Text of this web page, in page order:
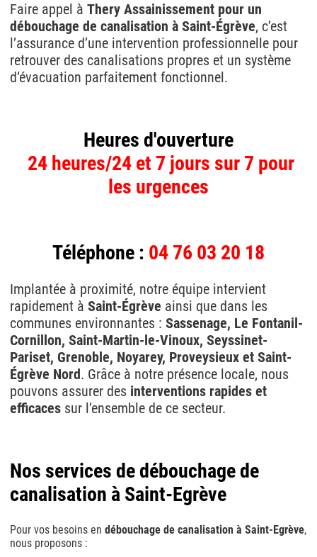
Faire appel àThery Assainissement pour un
débouchage de canalisation à Saint-Égrève, c’est
l’assurance d’une intervention professionnelle pour
retrouver des canalisations propres et un système
d’évacuation parfaitement fonctionnel.
Heures d'ouverture
24 heures/24 et 7 jours sur 7 pour
les urgences
Téléphone : 04 76 03 20 18
Implantée à proximité, notre équipe intervient
rapidement àSaint-Égrève ainsi que dans les
communes environnantes :Sassenage, Le Fontanil-
Cornillon, Saint-Martin-le-Vinoux, Seyssinet-
Pariset, Grenoble, Noyarey, Proveysieux et Saint-
Égrève Nord. Grâce à notre présence locale, nous
pouvons assurer des interventions rapides et
efficaces sur l’ensemble de ce secteur.
Nos services de débouchage de
canalisation à Saint-Egrève
Pour vos besoins endébouchage de canalisation à Saint-Egrève,
nous proposons :